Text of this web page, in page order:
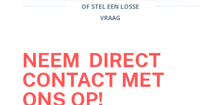
OF STEL EEN LOSSE
VRAAG
NEEM DIRECT
CONTACT MET
ONS OP!